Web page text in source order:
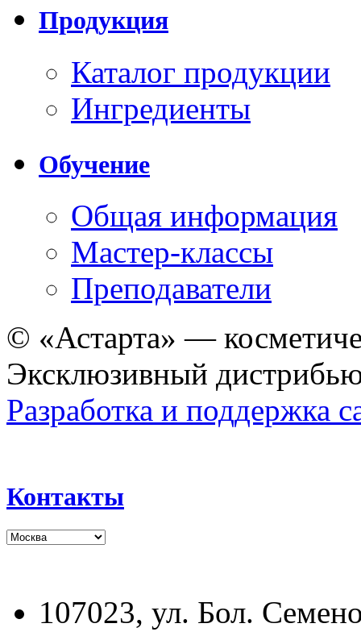
Продукция
Каталог продукции
Ингредиенты
Обучение
Общая информация
Мастер-классы
Преподаватели
© «Астарта» —
Эксклюзивный
Разработка и поддержка
Контакты
107023, ул. Бол.